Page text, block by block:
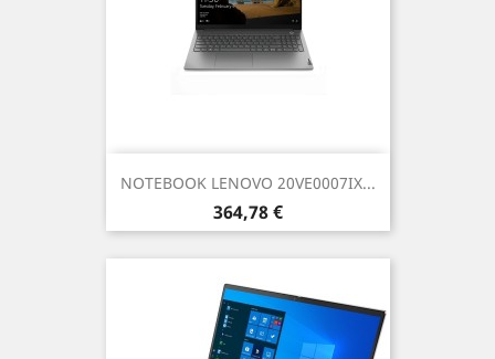
NOTEBOOK LENOVO 20VE0007IX...
Prezzo
364,78 €